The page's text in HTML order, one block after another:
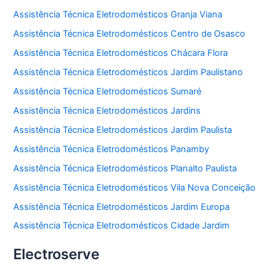
Assistência Técnica Eletrodomésticos Granja Viana
Assistência Técnica Eletrodomésticos Centro de Osasco
Assistência Técnica Eletrodomésticos Chácara Flora
Assistência Técnica Eletrodomésticos Jardim Paulistano
Assistência Técnica Eletrodomésticos Sumaré
Assistência Técnica Eletrodomésticos Jardins
Assistência Técnica Eletrodomésticos Jardim Paulista
Assistência Técnica Eletrodomésticos Panamby
Assistência Técnica Eletrodomésticos Planalto Paulista
Assistência Técnica Eletrodomésticos Vila Nova Conceição
Assistência Técnica Eletrodomésticos Jardim Europa
Assistência Técnica Eletrodomésticos Cidade Jardim
Electroserve